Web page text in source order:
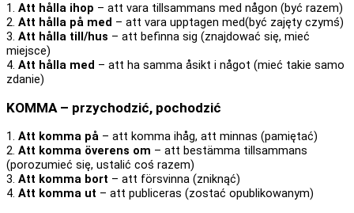
1. Att hålla ihop – att vara tillsammans med någon (być razem)
2. Att hålla på med – att vara upptagen med(być zajęty czymś)
3. Att hålla till/hus – att befinna sig (znajdować się, mieć
miejsce)
4. Att hålla med – att ha samma åsikt i något (mieć takie samo
zdanie)
KOMMA – przychodzić, pochodzić
1. Att komma på – att komma ihåg, att minnas (pamiętać)
2. Att komma överens om – att bestämma tillsammans
(porozumieć się, ustalić coś razem)
3. Att komma bort – att försvinna (zniknąć)
4. Att komma ut – att publiceras (zostać opublikowanym)